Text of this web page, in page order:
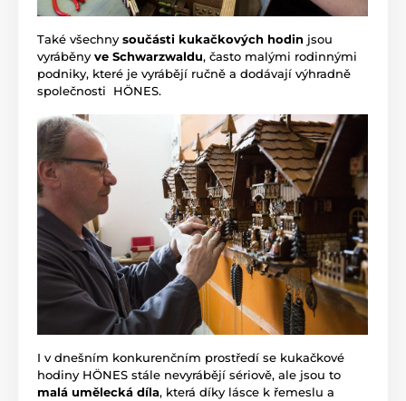
Také všechny součásti kukačkových hodin jsou
vyráběny ve Schwarzwaldu, často malými rodinnými
podniky, které je vyrábějí ručně a dodávají výhradně
společnosti HÖNES.
I v dnešním konkurenčním prostředí se kukačkové
hodiny HÖNES stále nevyrábějí sériově, ale jsou to
malá umělecká díla, která díky lásce k řemeslu a